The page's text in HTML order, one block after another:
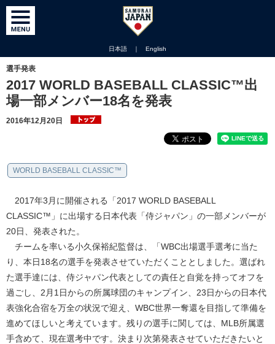
日本語 ｜ English
選手発表
2017 WORLD BASEBALL CLASSIC™出
場一部メンバー18名を発表
2016年12月20日
WORLD BASEBALL CLASSIC™
2017年3月に開催される「2017 WORLD BASEBALL
CLASSIC™」に出場する日本代表「侍ジャパン」の一部メンバーが
20日、発表された。
チームを率いる小久保裕紀監督は、「WBC出場選手選考に当た
り、本日18名の選手を発表させていただくこととしました。選ばれ
た選手達には、侍ジャパン代表としての責任と自覚を持ってオフを
過ごし、2月1日からの所属球団のキャンプイン、23日からの日本代
表強化合宿を万全の状況で迎え、WBC世界一奪還を目指して準備を
進めてほしいと考えています。残りの選手に関しては、MLB所属選
手含めて、現在選考中です。決まり次第発表させていただきたいと